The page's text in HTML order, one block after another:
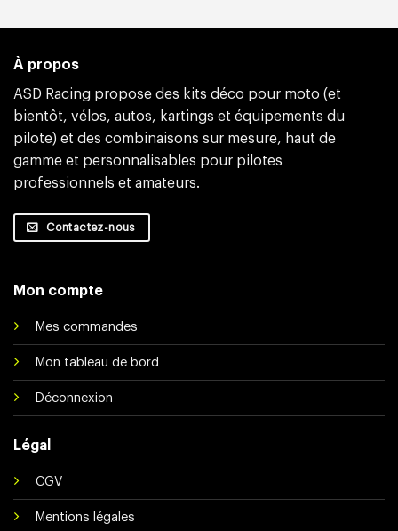
À propos
ASD Racing propose des kits déco pour moto (et
bientôt, vélos, autos, kartings et équipements du
pilote) et des combinaisons sur mesure, haut de
gamme et personnalisables pour pilotes
professionnels et amateurs.
Contactez-nous
Mon compte
Mes commandes
Mon tableau de bord
Déconnexion
Légal
CGV
Mentions légales